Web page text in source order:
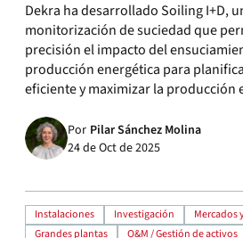
Dekra ha desarrollado Soiling I+D,
monitorización de suciedad que
precisión el impacto del
producción energética para
eficiente y maximizar la producción
Por Pilar Sánchez Molina
24 de Oct de 2025
Instalaciones Investigación
Mercados
Grandes plantas
O&M / Gestión de activos